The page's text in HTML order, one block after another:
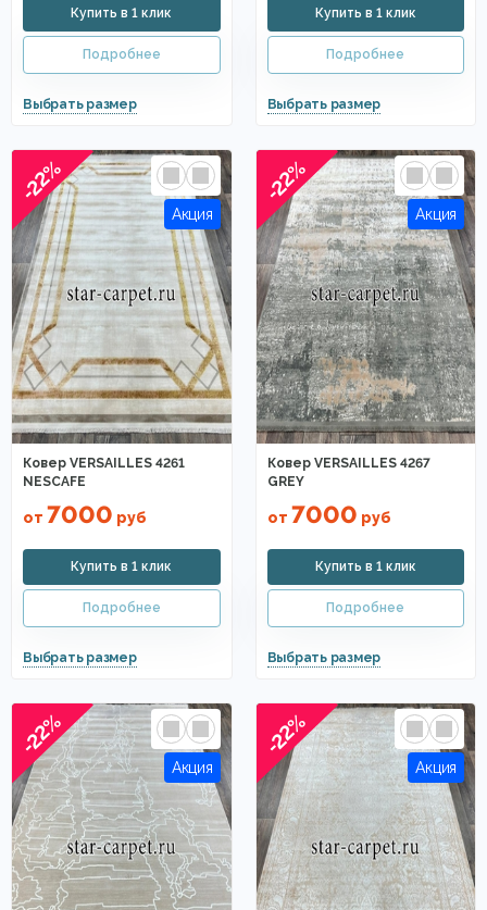
-22%
Ковер VERSAILLES 4261
NESCAFE
от 7000 руб
-22%
Ковер VERSAILLES 4267
GREY
от 7000 руб
-22% -22%